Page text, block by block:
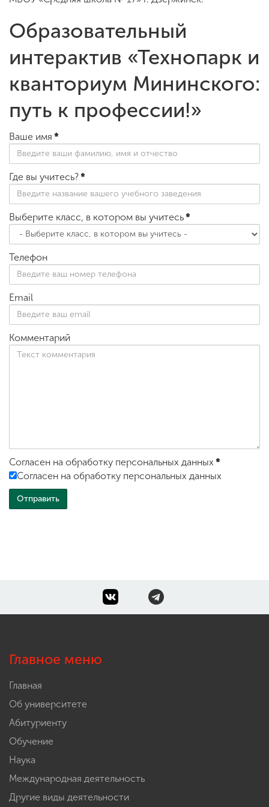
ENG SPN CHI
Приемная
комиссия
+7 (831) 262-26-20
Образовательный
интерактив «Технопарк и
кванториум Мининского:
путь к профессии!»
Ваше имя *
Где вы учитесь?*
Выберите класс, в котором вы учитесь*
Телефон
Email
Комментарий
Согласен на обработку персональных данных *
Согласен на обработку персональных данных
Главное меню
Главная
Об университете
Абитуриенту
Обучение
Наука
Международная деятельность
Другие виды деятельности